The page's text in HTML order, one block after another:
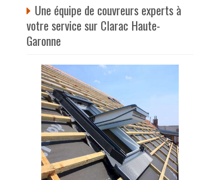
Une équipe de couvreurs experts à
votre service sur Clarac Haute-
Garonne